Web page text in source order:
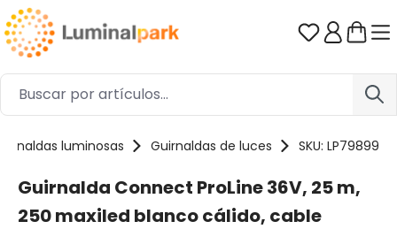
Saltar al contenido principal Tienes 0
luminosas Guirnaldas de luces SKU: LP79899
Guirnalda Connect ProLine 36V, 25 m,
250 maxiled blanco cálido, cable